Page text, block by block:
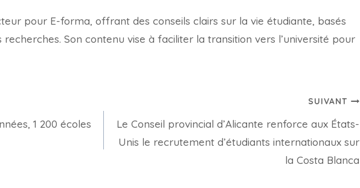
pour E-forma, offrant des conseils clairs sur la vie étudiante, basés
recherches. Son contenu vise à faciliter la transition vers l’université pour
1 200 écoles
SUIVANT
Le Conseil provincial d’Alicante renforce aux États-
Unis le recrutement d’étudiants internationaux sur
la Costa Blanca